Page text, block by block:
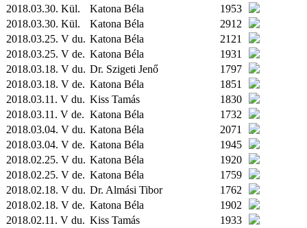
2018.03.30. Kül. Katona Béla
1953
2018.03.30. Kül. Katona Béla
2912
2018.03.25. V du. Katona Béla
2121
2018.03.25. V de. Katona Béla
1931
2018.03.18. V du. Dr. Szigeti Jenő
1797
2018.03.18. V de. Katona Béla
1851
2018.03.11. V du. Kiss Tamás
1830
2018.03.11. V de. Katona Béla
1732
2018.03.04. V du. Katona Béla
2071
2018.03.04. V de. Katona Béla
1945
2018.02.25. V du. Katona Béla
1920
2018.02.25. V de. Katona Béla
1759
2018.02.18. V du. Dr. Almási Tibor
1762
2018.02.18. V de. Katona Béla
1902
2018.02.11. V du. Kiss Tamás
1933